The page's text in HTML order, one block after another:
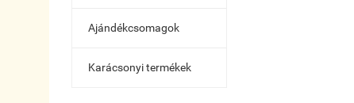
Ajándékcsomagok
Karácsonyi termékek